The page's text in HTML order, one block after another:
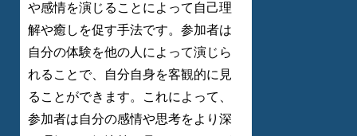
や感情を演じることによって自己理
解や癒しを促す手法です。参加者は
自分の体験を他の人によって演じら
れることで、自分自身を客観的に見
ることができます。これによって、
参加者は自分の感情や思考をより深